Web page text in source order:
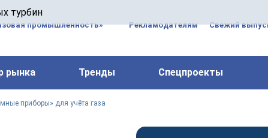
турбин
турбин, комплексным ремонтом,
которые работают на нефтегазовых,
промышленность» Рекламодателям Свежий
рынка Тренды Спецпроекты
приборы» для учёта газа